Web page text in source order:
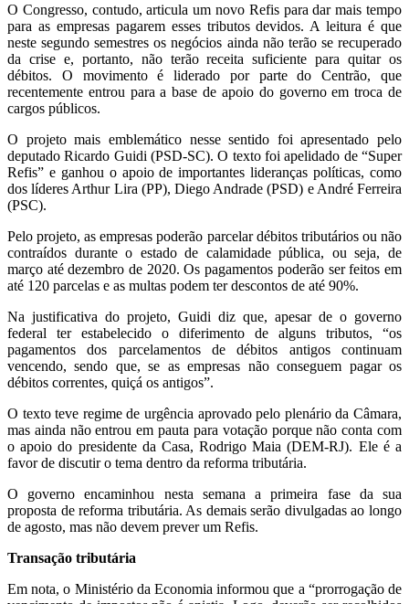
O Congresso, contudo, articula um novo Refis para dar mais tempo
para as empresas pagarem esses tributos devidos. A leitura é que
neste segundo semestres os negócios ainda não terão se recuperado
da crise e, portanto, não terão receita suficiente para quitar os
débitos. O movimento é liderado por parte do Centrão, que
recentemente entrou para a base de apoio do governo em troca de
cargos públicos.
O projeto mais emblemático nesse sentido foi apresentado pelo
deputado Ricardo Guidi (PSD-SC). O texto foi apelidado de “Super
Refis” e ganhou o apoio de importantes lideranças políticas, como
dos líderes Arthur Lira (PP), Diego Andrade (PSD) e André Ferreira
(PSC).
Pelo projeto, as empresas poderão parcelar débitos tributários ou não
contraídos durante o estado de calamidade pública, ou seja, de
março até dezembro de 2020. Os pagamentos poderão ser feitos em
até 120 parcelas e as multas podem ter descontos de até 90%.
Na justificativa do projeto, Guidi diz que, apesar de o governo
federal ter estabelecido o diferimento de alguns tributos, “os
pagamentos dos parcelamentos de débitos antigos continuam
vencendo, sendo que, se as empresas não conseguem pagar os
débitos correntes, quiçá os antigos”.
O texto teve regime de urgência aprovado pelo plenário da Câmara,
mas ainda não entrou em pauta para votação porque não conta com
o apoio do presidente da Casa, Rodrigo Maia (DEM-RJ). Ele é a
favor de discutir o tema dentro da reforma tributária.
O governo encaminhou nesta semana a primeira fase da sua
proposta de reforma tributária. As demais serão divulgadas ao longo
de agosto, mas não devem prever um Refis.
Transação tributária
Em nota, o Ministério da Economia informou que a “prorrogação de